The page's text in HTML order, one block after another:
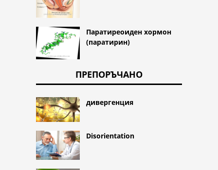
Паратиреоиден хормон
(паратирин)
ПРЕПОРЪЧАНО
дивергенция
Disorientation